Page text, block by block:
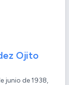
Ojito
junio de 1938,